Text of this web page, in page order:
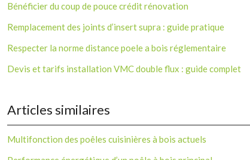
Bénéficier du coup de pouce crédit rénovation
Remplacement des joints d’insert supra : guide pratique
Respecter la norme distance poele a bois réglementaire
Devis et tarifs installation VMC double flux : guide complet
Articles similaires
Multifonction des poêles cuisinières à bois actuels